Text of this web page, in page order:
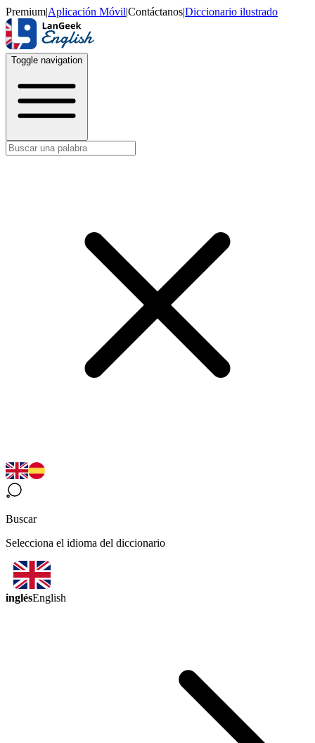
Premium|Aplicación Móvil|Contáctanos|Diccionario ilustrado
Toggle navigation
Buscar
Selecciona el idioma del diccionario
inglésEnglish